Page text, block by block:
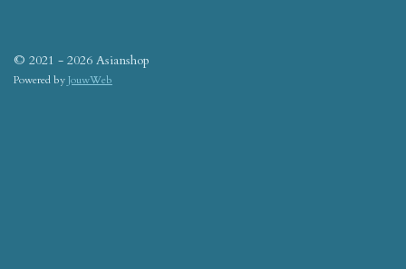
© 2021 - 2026 Asianshop
Powered byJouwWeb